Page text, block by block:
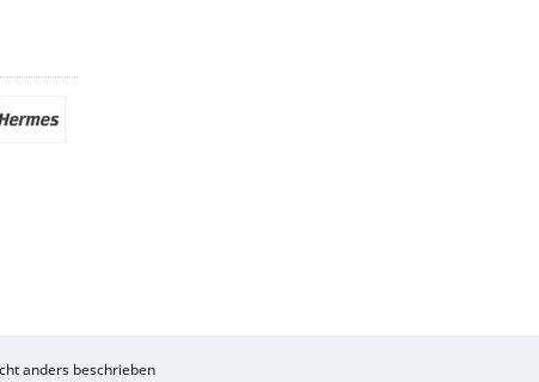
anders beschrieben